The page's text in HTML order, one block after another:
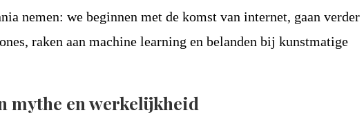
nemen: we beginnen met de komst van internet, gaan verder
raken aan machine learning en belanden bij kunstmatige
mythe en werkelijkheid